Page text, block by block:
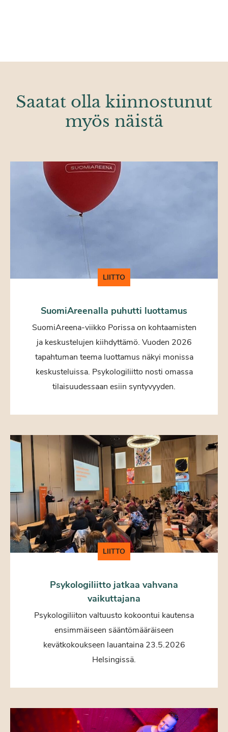
Saatat olla kiinnostunut
myös näistä
LIITTO
SuomiAreenalla puhutti luottamus
SuomiAreena-viikko Porissa on kohtaamisten
ja keskustelujen kiihdyttämö. Vuoden 2026
tapahtuman teema luottamus näkyi monissa
keskusteluissa. Psykologiliitto nosti omassa
tilaisuudessaan esiin syntyvyyden.
LIITTO
Psykologiliitto jatkaa vahvana
vaikuttajana
Psykologiliiton valtuusto kokoontui kautensa
ensimmäiseen sääntömääräiseen
kevätkokoukseen lauantaina 23.5.2026
Helsingissä.